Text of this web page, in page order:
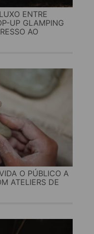
ENTRE
UP GLAMPING
AO
O PÚBLICO A
ATELIERS DE